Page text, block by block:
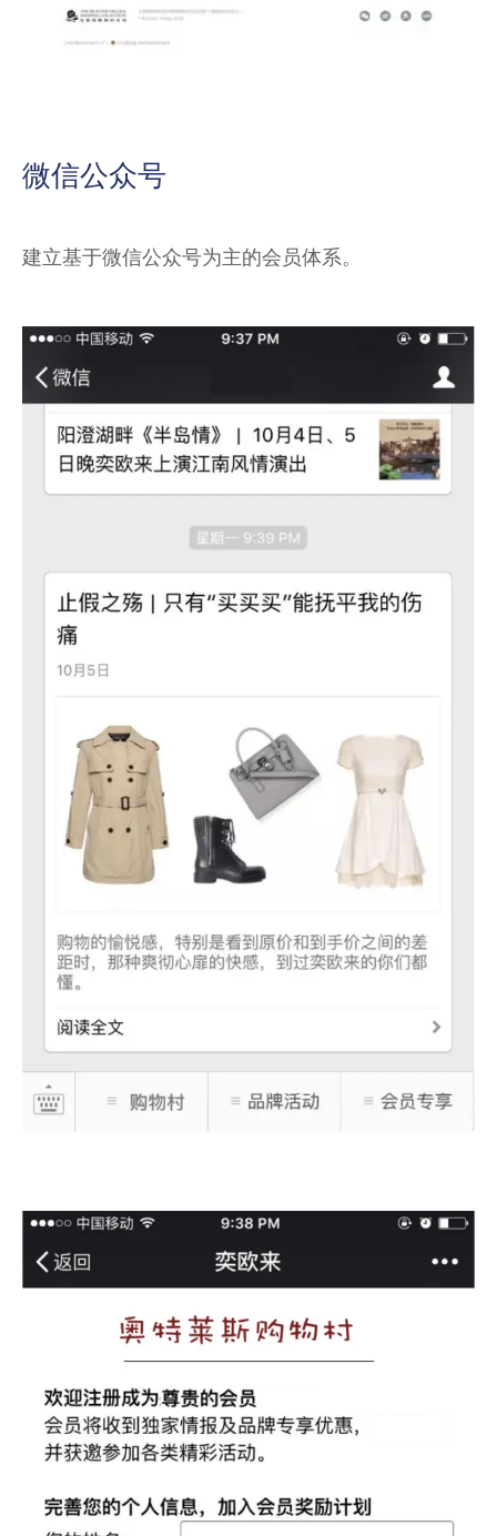
微信公众号
建立基于微信公众号为主的会员体系。